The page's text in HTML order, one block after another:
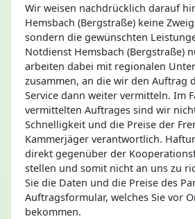
Wir weisen nachdrücklich darauf
Hemsbach (Bergstraße) keine
sondern die gewünschten
Notdienst Hemsbach (Bergstraße)
arbeiten dabei mit regionalen
zusammen, an die wir den Auftrag
Service dann weiter vermitteln. Im
vermittelten Auftrages sind wir
Schnelligkeit und die Preise der
Kammerjäger verantwortlich.
direkt gegenüber der
stellen und somit nicht an uns zu
Sie die Daten und die Preise des
Auftragsformular, welches Sie vor
bekommen.